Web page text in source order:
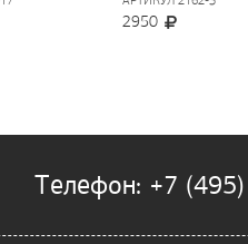
2950
Телефон: +7